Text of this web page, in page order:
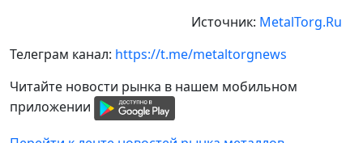
Источник: MetalTorg.Ru
Телеграм канал: https://t.me/metaltorgnews
Читайте новости рынка в нашем мобильном
приложении